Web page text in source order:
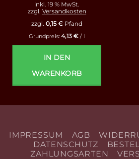
inkl. 19 % MwSt.
zzgl. Versandkosten
zzgl. 0,15 € Pfand
Grundpreis: 4,13 € / l
IN DEN
WARENKORB
IMPRESSUM AGB
DATENSCHUTZ
ZAHLUNGSARTEN